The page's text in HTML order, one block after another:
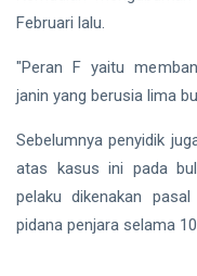
Februari lalu.
"Peran F yaitu
janin yang berusia lima
Sebelumnya penyidik
atas kasus ini pada
pelaku dikenakan
pidana penjara selama